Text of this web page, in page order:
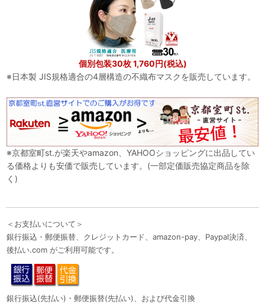
個別包装30枚 1,760円(税込)
※日本製 JIS規格適合の4層構造の不織布マスクを販売しています。
※京都室町st.が楽天やamazon、YAHOOショッピングに出品してい
る価格よりも安価で販売しています。(一部定価販売協定商品を除
く)
＜お支払いについて＞
銀行振込・郵便振替、クレジットカード、amazon-pay、Paypal決済、
後払い.com がご利用可能です。
銀行振込(先払い)・郵便振替(先払い)、および代金引換